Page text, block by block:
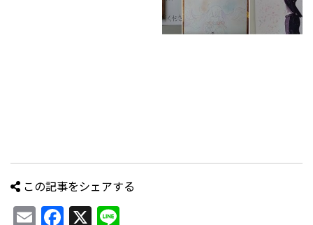
この記事をシェアする
EmailFacebook
X